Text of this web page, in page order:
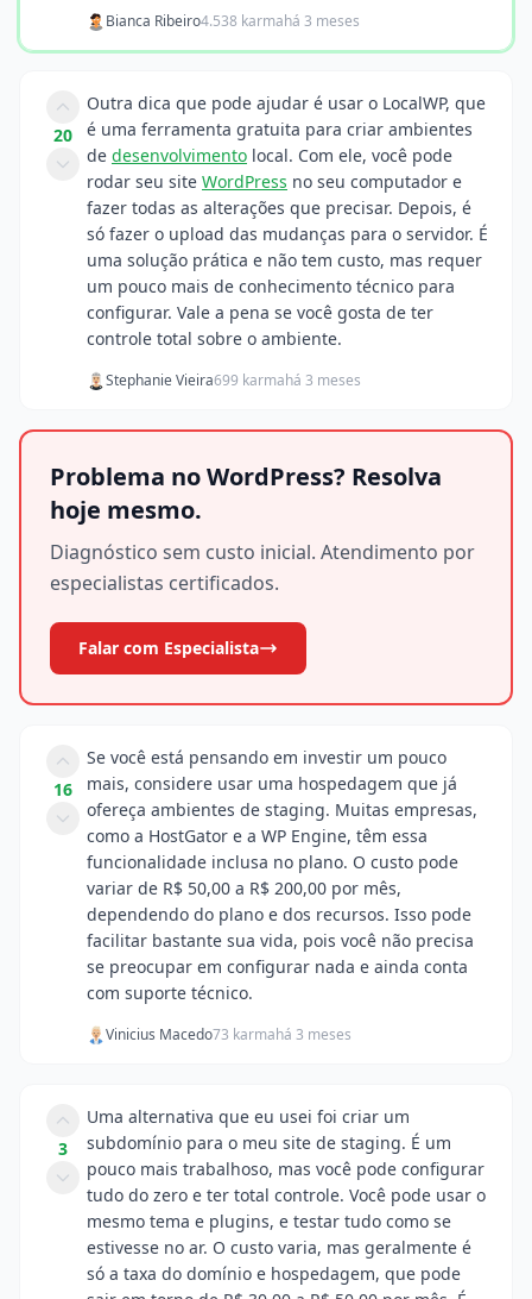
Bianca Ribeiro4.538 karmahá 3 meses
20
Outra dica que pode ajudar é usar o LocalWP, que
é uma ferramenta gratuita para criar ambientes
de desenvolvimento local. Com ele, você pode
rodar seu site WordPress no seu computador e
fazer todas as alterações que precisar. Depois, é
só fazer o upload das mudanças para o servidor. É
uma solução prática e não tem custo, mas requer
um pouco mais de conhecimento técnico para
configurar. Vale a pena se você gosta de ter
controle total sobre o ambiente.
Stephanie Vieira699 karmahá 3 meses
Problema no WordPress? Resolva
hoje mesmo.
Diagnóstico sem custo inicial. Atendimento por
especialistas certificados.
Falar com Especialista
16
Se você está pensando em investir um pouco
mais, considere usar uma hospedagem que já
ofereça ambientes de staging. Muitas empresas,
como a HostGator e a WP Engine, têm essa
funcionalidade inclusa no plano. O custo pode
variar de R$ 50,00 a R$ 200,00 por mês,
dependendo do plano e dos recursos. Isso pode
facilitar bastante sua vida, pois você não precisa
se preocupar em configurar nada e ainda conta
com suporte técnico.
Vinicius Macedo73 karmahá 3 meses
3
Uma alternativa que eu usei foi criar um
subdomínio para o meu site de staging. É um
pouco mais trabalhoso, mas você pode configurar
tudo do zero e ter total controle. Você pode usar o
mesmo tema e plugins, e testar tudo como se
estivesse no ar. O custo varia, mas geralmente é
só a taxa do domínio e hospedagem, que pode